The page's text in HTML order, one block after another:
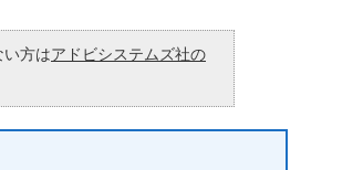
い方はアドビシステムズ社の